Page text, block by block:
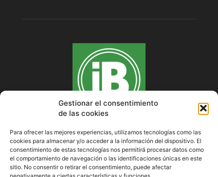
Gestionar el consentimiento
de las cookies
Para ofrecer las mejores experiencias, utilizamos tecnologías como las
cookies para almacenar y/o acceder a la información del dispositivo. El
consentimiento de estas tecnologías nos permitirá procesar datos como
el comportamiento de navegación o las identificaciones únicas en este
sitio. No consentir o retirar el consentimiento, puede afectar
SOBRE NOSOTROS